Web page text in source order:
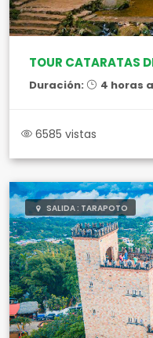
TOUR CATARATAS
Duración: 4 horas
6585 vistas
SALIDA : TARAPOTO